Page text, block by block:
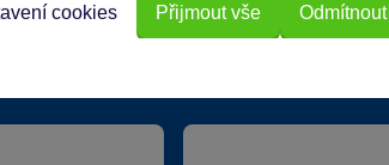
Odmítnout
cookies Přijmout vše